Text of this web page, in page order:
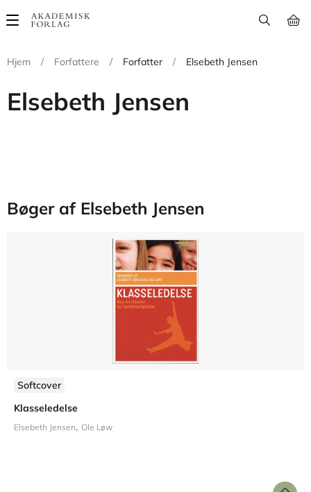
Main
Hjem
/ Forfattere / Forfatter / Elsebeth Jensen
Elsebeth Jensen
Bøger af Elsebeth Jensen
Softcover
Klasseledelse
Elsebeth Jensen Ole Løw